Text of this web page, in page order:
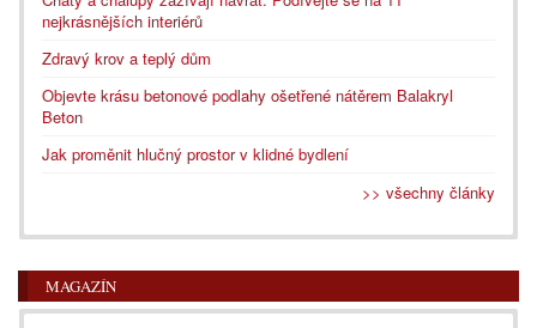
nejkrásnějších interiérů
Zdravý krov a teplý dům
Objevte krásu betonové podlahy ošetřené nátěrem Balakryl
Beton
Jak proměnit hlučný prostor v klidné bydlení
>> všechny články
MAGAZÍN